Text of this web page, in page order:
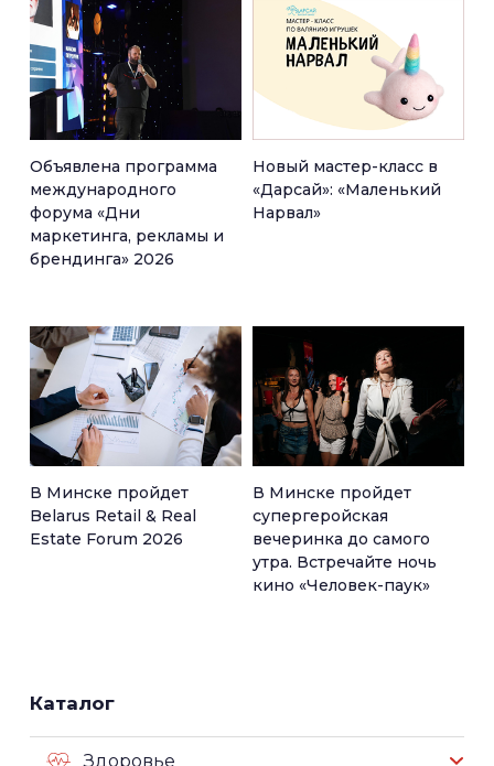
Объявлена программа
международного
форума «Дни
маркетинга, рекламы и
брендинга» 2026
Новый мастер-класс в
«Дарсай»: «Маленький
Нарвал»
В Минске пройдет
Belarus Retail & Real
Estate Forum 2026
В Минске пройдет
супергеройская
вечеринка до самого
утра. Встречайте ночь
кино «Человек-паук»
Каталог
Здоровье